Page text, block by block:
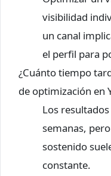
visibilidad
un canal
el perfil para
¿Cuánto tiempo
de optimización en
Los
semanas,
sostenido
constante.